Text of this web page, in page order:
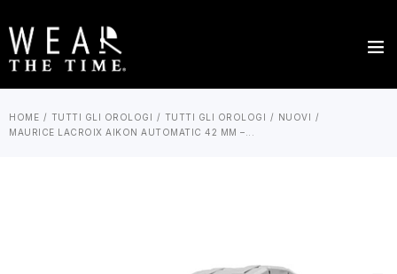
HOME TUTTI GLI OROLOGI TUTTI GLI OROLOGI
NUOVI
MAURICE LACROIX AIKON AUTOMATIC 42 MM –...